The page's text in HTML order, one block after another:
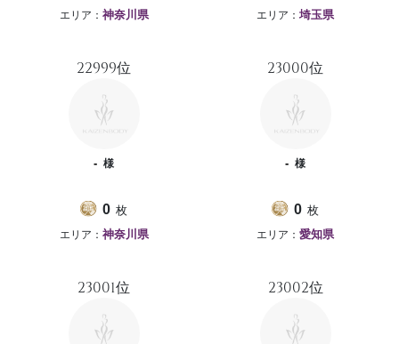
エリア： 神奈川県 エリア： 埼玉県
22999位
- 様
0 枚
エリア： 神奈川県
23000位
- 様
0 枚
エリア： 愛知県
23001位 23002位